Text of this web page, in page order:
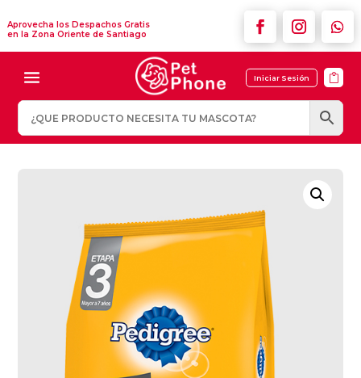
Aprovecha los Despachos Gratis
en la Zona Oriente de Santiago
Iniciar Sesión 